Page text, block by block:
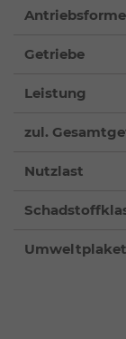
Getriebe
Leistung
zul.
Nutzlast